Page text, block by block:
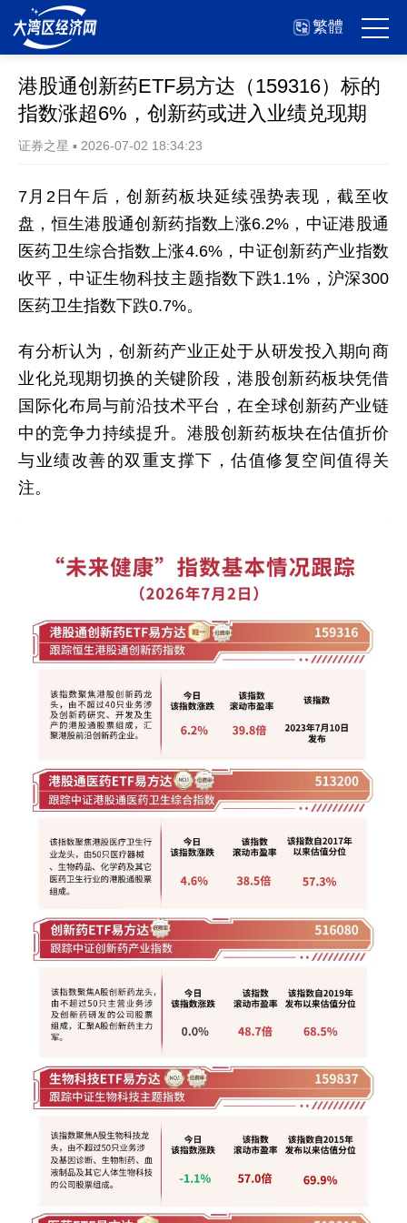
繁體
港股通创新药ETF易方达（159316）标的
指数涨超6%，创新药或进入业绩兑现期
证券之星 ▪ 2026-07-02 18:34:23
7月2日午后，创新药板块延续强势表现，截至收
盘，恒生港股通创新药指数上涨6.2%，中证港股通
医药卫生综合指数上涨4.6%，中证创新药产业指数
收平，中证生物科技主题指数下跌1.1%，沪深300
医药卫生指数下跌0.7%。
有分析认为，创新药产业正处于从研发投入期向商
业化兑现期切换的关键阶段，港股创新药板块凭借
国际化布局与前沿技术平台，在全球创新药产业链
中的竞争力持续提升。港股创新药板块在估值折价
与业绩改善的双重支撑下，估值修复空间值得关
注。